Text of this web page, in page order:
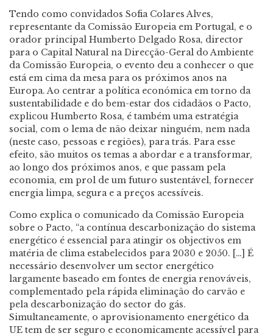
Tendo como convidados Sofia Colares Alves,
representante da Comissão Europeia em Portugal, e o
orador principal Humberto Delgado Rosa, director
para o Capital Natural na Direcção-Geral do Ambiente
da Comissão Europeia, o evento deu a conhecer o que
está em cima da mesa para os próximos anos na
Europa. Ao centrar a política económica em torno da
sustentabilidade e do bem-estar dos cidadãos o Pacto,
explicou Humberto Rosa, é também uma estratégia
social, com o lema de não deixar ninguém, nem nada
(neste caso, pessoas e regiões), para trás. Para esse
efeito, são muitos os temas a abordar e a transformar,
ao longo dos próximos anos, e que passam pela
economia, em prol de um futuro sustentável, fornecer
energia limpa, segura e a preços acessíveis.
Como explica o comunicado da Comissão Europeia
sobre o Pacto, “a contínua descarbonização do sistema
energético é essencial para atingir os objectivos em
matéria de clima estabelecidos para 2030 e 2050. […] É
necessário desenvolver um sector energético
largamente baseado em fontes de energia renováveis,
complementado pela rápida eliminação do carvão e
pela descarbonização do sector do gás.
Simultaneamente, o aprovisionamento energético da
UE tem de ser seguro e economicamente acessível para